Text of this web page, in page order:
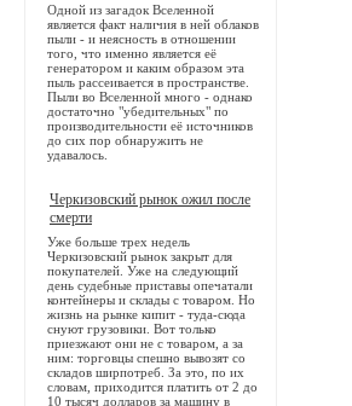
Одной из загадок Вселенной
является факт наличия в ней облаков
пыли - и неясность в отношении
того, что именно является её
генератором и каким образом эта
пыль рассеивается в пространстве.
Пыли во Вселенной много - однако
достаточно "убедительных" по
производительности её источников
до сих пор обнаружить не
удавалось.
Черкизовский рынок ожил после
смерти
Уже больше трех недель
Черкизовский рынок закрыт для
покупателей. Уже на следующий
день судебные приставы опечатали
контейнеры и склады с товаром. Но
жизнь на рынке кипит - туда-сюда
снуют грузовики. Вот только
приезжают они не с товаром, а за
ним: торговцы спешно вывозят со
складов ширпотреб. За это, по их
словам, приходится платить от 2 до
10 тысяч долларов за машину в